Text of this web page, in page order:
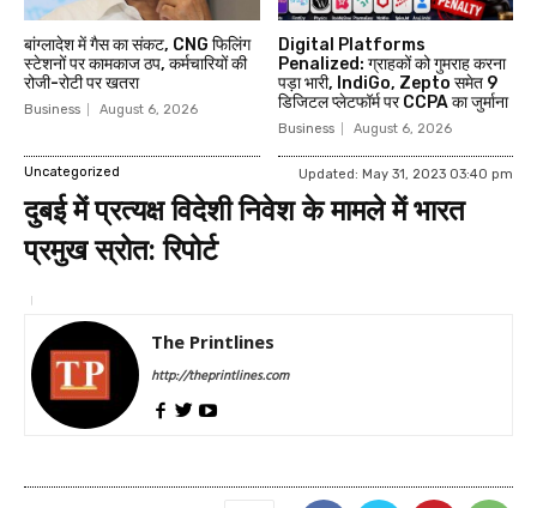
बांग्लादेश में गैस का संकट, CNG फिलिंग
स्टेशनों पर कामकाज ठप, कर्मचारियों की
रोजी-रोटी पर खतरा
Business August 6, 2026
Digital Platforms
Penalized: ग्राहकों को गुमराह करना
पड़ा भारी, IndiGo, Zepto समेत 9
डिजिटल प्लेटफॉर्म पर CCPA का जुर्माना
Business August 6, 2026